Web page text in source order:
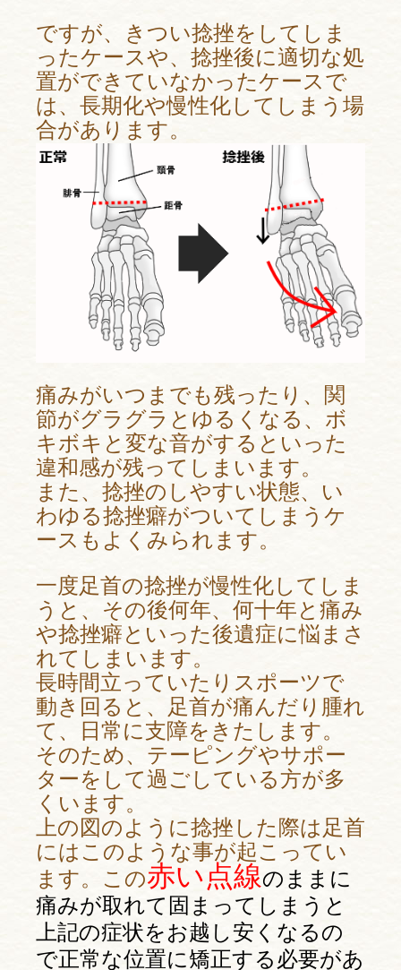
ですが、きつい捻挫をしてしま
ったケースや、捻挫後に適切な処
置ができていなかったケースで
は、長期化や慢性化してしまう場
合があります。
痛みがいつまでも残ったり、関
節がグラグラとゆるくなる、ボ
キボキと変な音がするといった
違和感が残ってしまいます。
また、捻挫のしやすい状態、い
わゆる捻挫癖がついてしまうケ
ースもよくみられます。
一度足首の捻挫が慢性化してしま
うと、その後何年、何十年と痛み
や捻挫癖といった後遺症に悩まさ
れてしまいます。
長時間立っていたりスポーツで
動き回ると、足首が痛んだり腫れ
て、日常に支障をきたします。
そのため、テーピングやサポー
ターをして過ごしている方が多
くいます。
上の図のように捻挫した際は足首
にはこのような事が起こってい
ます。この赤い点線のままに
痛みが取れて固まってしまうと
上記の症状をお越し安くなるの
で正常な位置に矯正する必要があ